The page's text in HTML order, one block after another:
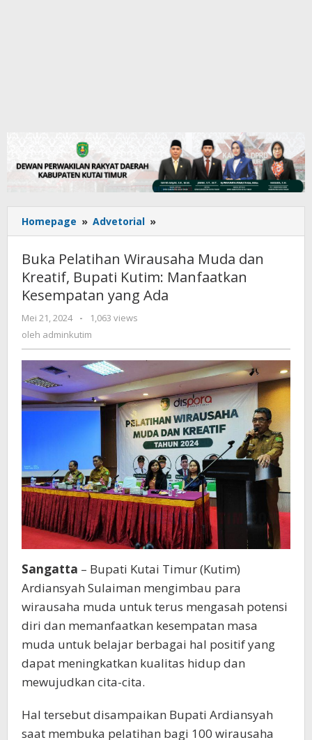
Homepage » Advetorial »
Pelatihan
Muda
dan
Kreatif,
Kesempatan
Ada
Buka Pelatihan Wirausaha Muda dan
Kreatif, Bupati Kutim: Manfaatkan
Kesempatan yang Ada
Mei 21, 2024
oleh
adminkutim
-
1,063 views
oleh adminkutim
Sangatta – Bupati Kutai Timur (Kutim)
Ardiansyah Sulaiman mengimbau para
wirausaha muda untuk terus mengasah potensi
diri dan memanfaatkan kesempatan masa
muda untuk belajar berbagai hal positif yang
dapat meningkatkan kualitas hidup dan
mewujudkan cita-cita.
Hal tersebut disampaikan Bupati Ardiansyah
saat membuka pelatihan bagi 100 wirausaha